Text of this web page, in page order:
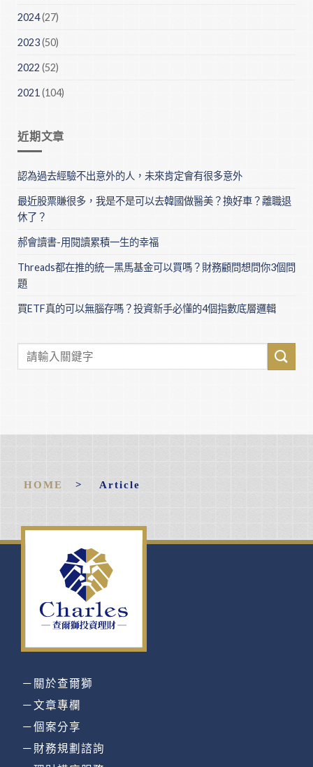
2024(27)
2023(50)
2022 (52)
2021 (104)
近期文章
認為過去經驗不出意外的人，未來肯定會有很多意外
最近股票賺很多，我是不是可以去韓國做醫美？換好車？離職退
休了？
郝會讀書-用閱讀累積一生的幸福
Threads都在推的統一黑馬基金可以買嗎？財務顧問想問你3個問
題
買ETF真的可以無腦存嗎？投資新手必懂的4個指數底層邏輯
HOME > Article
－關於查爾獅
－文章專欄
－個案分享
－財務規劃諮詢